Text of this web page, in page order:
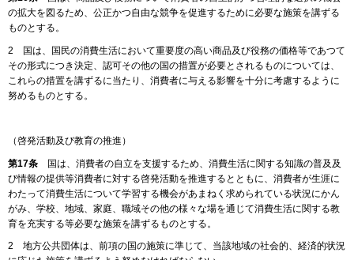
の拡大を図るため、公正かつ自由な競争を促進するために必要な施策を講ずる
ものとする。
2 国は、国民の消費生活において重要度の高い商品及び役務の価格等であつて
その形式につき決定、認可その他の国の措置が必要とされるものについては、
これらの措置を講ずるに当たり、消費者に与える影響を十分に考慮するように
努めるものとする。
（啓発活動及び教育の推進）
第17条 国は、消費者の自立を支援するため、消費生活に関する知識の普及及
び情報の提供等消費者に対する啓発活動を推進するとともに、消費者が生涯に
わたって消費生活について学習する機会があまねく求められている状況にかん
がみ、学校、地域、家庭、職域その他の様々な場を通じて消費生活に関する教
育を充実する等必要な施策を講ずるものとする。
2 地方公共団体は、前項の国の施策に準じて、当該地域の社会的、経済的状況